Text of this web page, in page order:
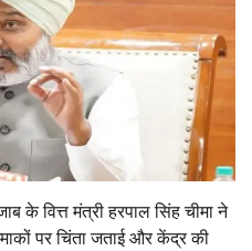
के वित्त मंत्रीहरपाल सिंह चीमाने
पर चिंता जताई और केंद्र की